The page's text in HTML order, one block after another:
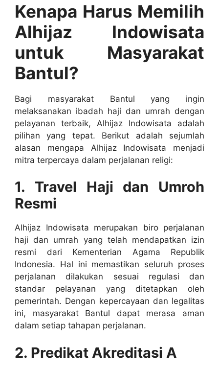
Kenapa Harus Memilih
Alhijaz Indowisata
untuk Masyarakat
Bantul?
Bagi masyarakat Bantul yang ingin
melaksanakan ibadah haji dan umrah dengan
pelayanan terbaik, Alhijaz Indowisata adalah
pilihan yang tepat. Berikut adalah sejumlah
alasan mengapa Alhijaz Indowisata menjadi
mitra terpercaya dalam perjalanan religi:
1. Travel Haji dan Umroh
Resmi
Alhijaz Indowisata merupakan biro perjalanan
haji dan umrah yang telah mendapatkan izin
resmi dari Kementerian Agama Republik
Indonesia. Hal ini memastikan seluruh proses
perjalanan dilakukan sesuai regulasi dan
standar pelayanan yang ditetapkan oleh
pemerintah. Dengan kepercayaan dan legalitas
ini, masyarakat Bantul dapat merasa aman
dalam setiap tahapan perjalanan.
2. Predikat Akreditasi A